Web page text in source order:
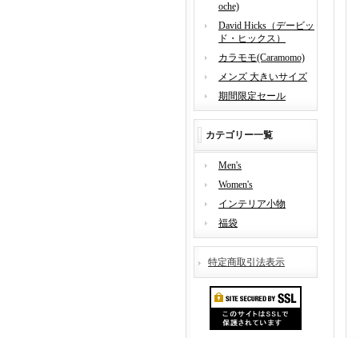
oche)
David Hicks（デービッ
ド・ヒックス）
カラモモ(Caramomo)
メンズ 大きいサイズ
期間限定セール
カテゴリー一覧
Men's
Women's
インテリア小物
福袋
特定商取引法表示